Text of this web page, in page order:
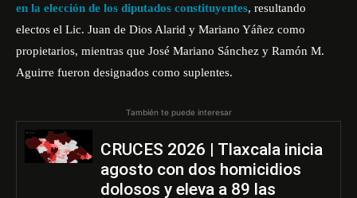
en la elección de los diputados constituyentes, resultando
electos el Lic. Juan de Dios Alarid y Mariano Yáñez como
propietarios, mientras que José Mariano Sánchez y Ramón M.
Aguirre fueron designados como suplentes.
También te puede interesar
CRUCES 2026 | Tlaxcala inicia
agosto con dos homicidios
dolosos y eleva a 89 las